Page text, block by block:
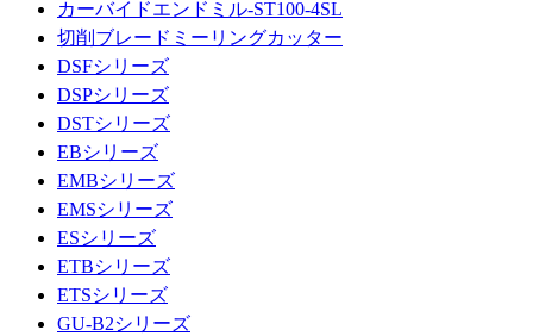
カーバイドエンドミル-ST100-4SL
切削ブレードミーリングカッター
DSFシリーズ
DSPシリーズ
DSTシリーズ
EBシリーズ
EMBシリーズ
EMSシリーズ
ESシリーズ
ETBシリーズ
ETSシリーズ
GU-B2シリーズ